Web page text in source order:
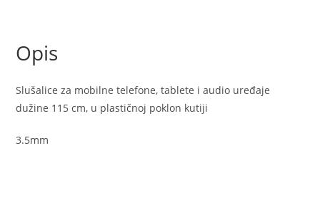
Opis
Slušalice za mobilne telefone, tablete i audio uređaje
dužine 115 cm, u plastičnoj poklon kutiji
3.5mm